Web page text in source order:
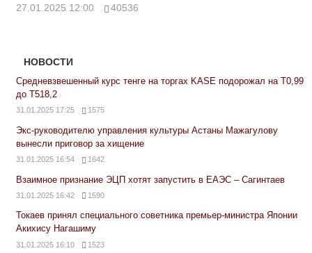
27.01.2025 12:00 40536
НОВОСТИ
Средневзвешенный курс тенге на торгах KASE подорожал на Т0,99
до Т518,2
31.01.2025 17:25 1575
Экс-руководителю управления культуры Астаны Мажагулову
вынесли приговор за хищение
31.01.2025 16:54 1642
Взаимное признание ЭЦП хотят запустить в ЕАЭС – Сагинтаев
31.01.2025 16:42 1590
Токаев принял специального советника премьер-министра Японии
Акихису Нагашиму
31.01.2025 16:10 1523